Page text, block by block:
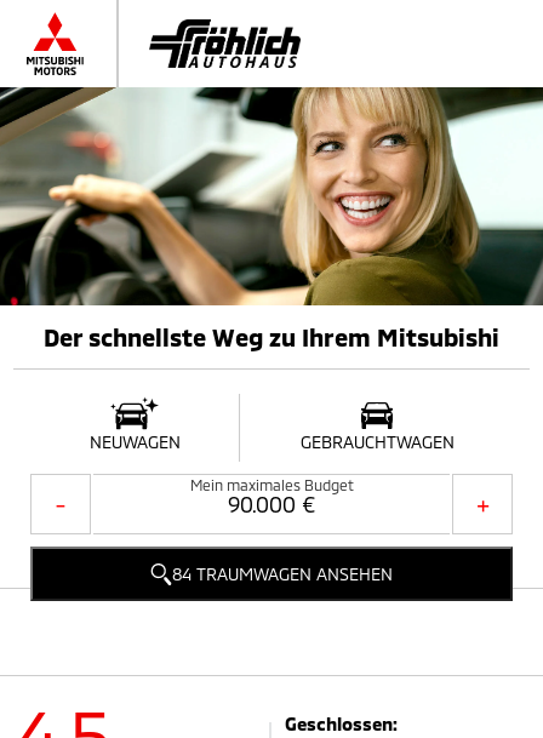
Der schnellste Weg zu Ihrem Mitsubishi
NEUWAGEN GEBRAUCHTWAGEN
-
Mein maximales Budget
+
84 TRAUMWAGEN ANSEHEN
Geschlossen: